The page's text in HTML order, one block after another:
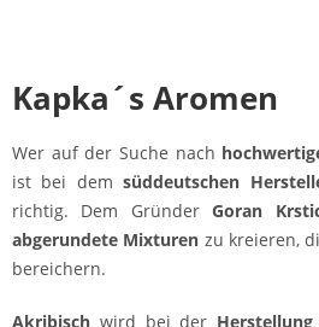
Kapka´s Aromen
Wer auf der Suche nach
ist bei dem süddeutschen
richtig. Dem GründerGoran
abgerundete Mixturen zu kreieren,
bereichern.
Akribisch wird bei der Herstellung